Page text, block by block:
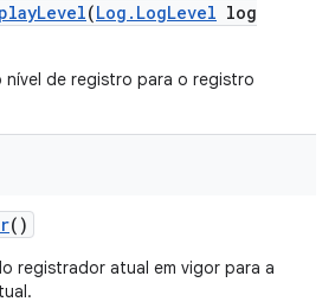
Level(Log . LogLevel log
nível de registro para o registro
()
registrador atual em vigor para a